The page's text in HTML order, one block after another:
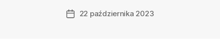
Data22 października 2023